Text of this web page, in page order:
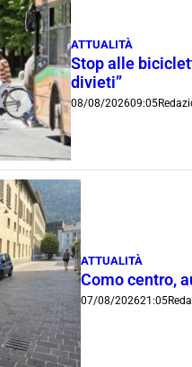
ATTUALITÀ
Stop alle
divieti”
08/08/202609:05
ATTUALITÀ
Como centro,
07/08/202621:05